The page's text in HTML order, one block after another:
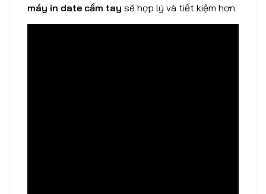
máy in date cầm tay sẽ hợp lý và tiết kiệm hơn.